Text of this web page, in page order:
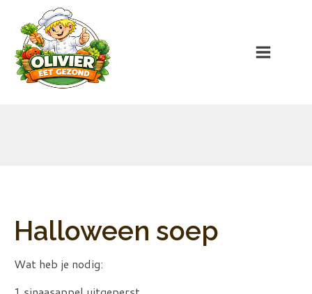
Halloween soep
Wat heb je nodig: